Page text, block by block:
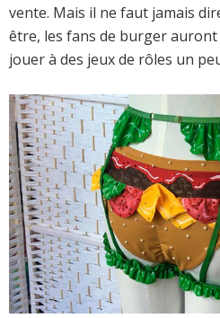
vente. Mais il ne faut jamais
être, les fans de burger
jouer à des jeux de rôles un